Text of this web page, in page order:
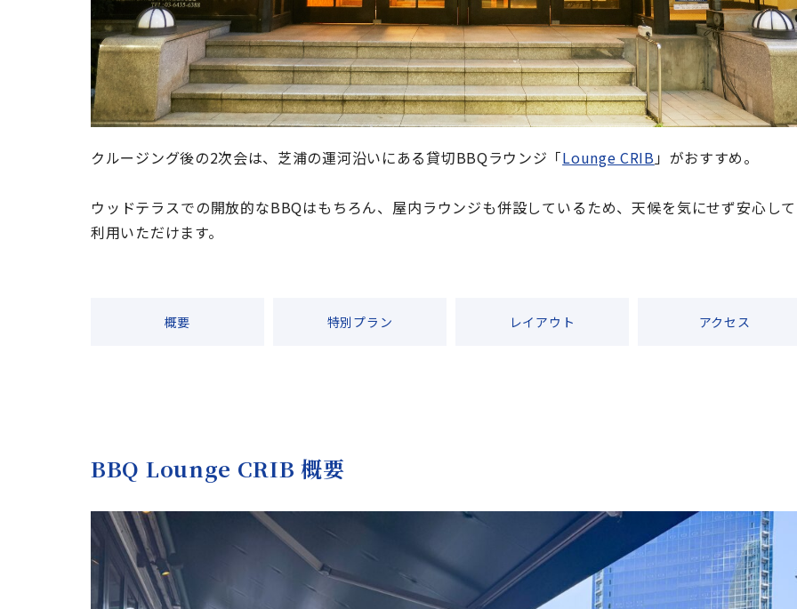
クルージング後の2次会は、芝浦の運河沿いにある貸切BBQラウンジ「Lounge CRIB」がおすすめ。
ウッドテラスでの開放的なBBQはもちろん、屋内ラウンジも併設しているため、天候を気にせず安心し
利用いただけます。
概要 特別プラン レイアウト アクセス
BBQ Lounge CRIB 概要